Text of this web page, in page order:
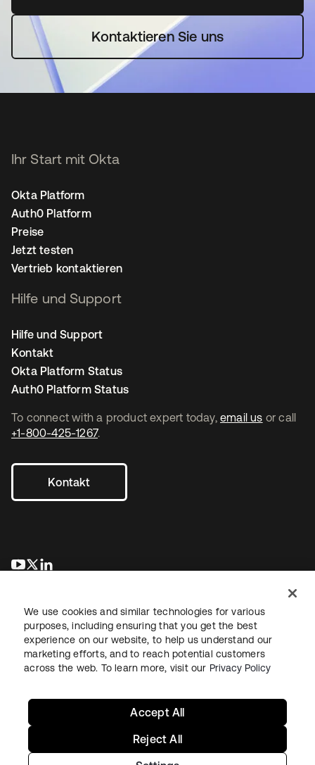
Kontaktieren Sie uns
To connect with a product expert today, email us or call
+1-800-425-1267.
Kontakt
wird in einer neuen Registerkarte geöffnet
wird in einer neuen Registerkarte geöffnet
Ihr Start mit Okta
Okta Platform
Auth0 Platform
Preise
Jetzt testen
Vertrieb kontaktieren
Hilfe und Support
Hilfe und Support
Kontakt
Okta Platform Status
Auth0 Platform Status
RechtDatenschutzrichtlinieNutzungsbedingungenSicherheit
We use cookies and similar technologies for various
purposes, including ensuring that you get the best
experience on our website, to help us understand our
marketing efforts, and to reach potential customers
across the web. To learn more, visit our Privacy Policy
Reject All
Accept All